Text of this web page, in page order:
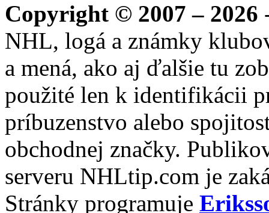
Copyright © 2007 – 2026
NHL, logá a známky
a mená, ako aj ďalšie tu
použité len k identifikácii
príbuzenstvo alebo
obchodnej značky.
serveru NHLtip.com je
Stránky programuje